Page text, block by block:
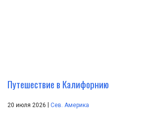
Путешествие в Калифорнию
20 июля 2026 | Сев. Америка